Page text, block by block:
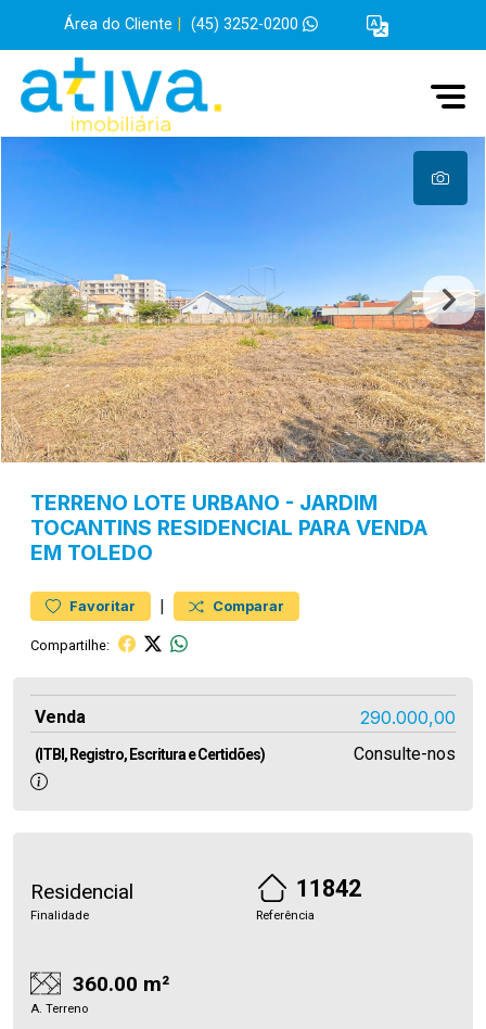
Área do Cliente (45) 3252-0200
TERRENO LOTE URBANO - JARDIM
TOCANTINS RESIDENCIAL PARA VENDA
EM TOLEDO
Favoritar | Comparar
Compartilhe:
Venda 290.000,00
(ITBI, Registro, Escritura e Certidões) Consulte-nos
Residencial
Finalidade
11842
Referência
360.00 m²
A. Terreno